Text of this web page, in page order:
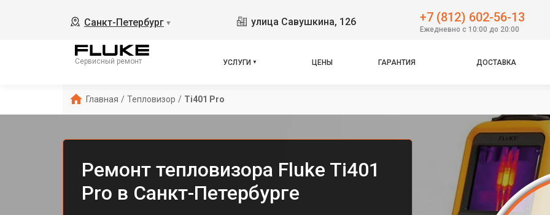
Санкт-Петербург ▼ улица Савушкина, 126 +7 (812) 602-56-13
Ежедневно с 10:00 до 20:00
Сервисный ремонт УСЛУГИ ЦЕНЫ ГАРАНТИЯ ДОСТАВКА
Главная / Тепловизор / Ti401 Pro
Ремонт тепловизора Fluke Ti401
Pro в Санкт-Петербурге